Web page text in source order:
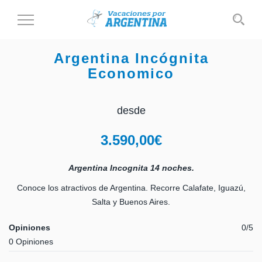
Cambiar
Argentina Incógnita
Economico
desde
3.590,00€
Argentina Incognita 14 noches.
Conoce los atractivos de Argentina. Recorre Calafate, Iguazú,
Salta y Buenos Aires.
Opiniones
0 Opiniones
0/5